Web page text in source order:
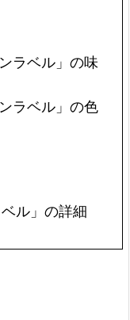
ラベル」の味
ラベル」の色
ル」の詳細